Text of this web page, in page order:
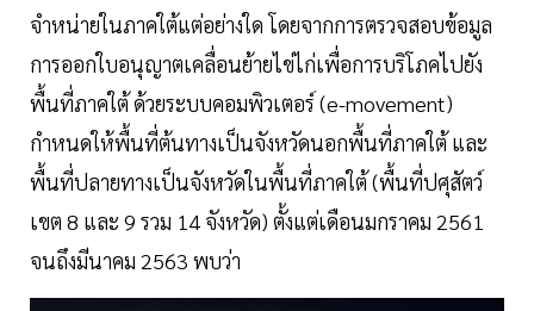
จำหน่ายในภาคใต้แต่อย่างใด โดยจากการตรวจสอบข้อมูล
การออกใบอนุญาตเคลื่อนย้ายไข่ไก่เพื่อการบริโภคไปยัง
พื้นที่ภาคใต้ ด้วยระบบคอมพิวเตอร์ (e-movement)
กำหนดให้พื้นที่ต้นทางเป็นจังหวัดนอกพื้นที่ภาคใต้ และ
พื้นที่ปลายทางเป็นจังหวัดในพื้นที่ภาคใต้ (พื้นที่ปศุสัตว์
เขต 8 และ 9 รวม 14 จังหวัด) ตั้งแต่เดือนมกราคม 2561
จนถึงมีนาคม 2563 พบว่า